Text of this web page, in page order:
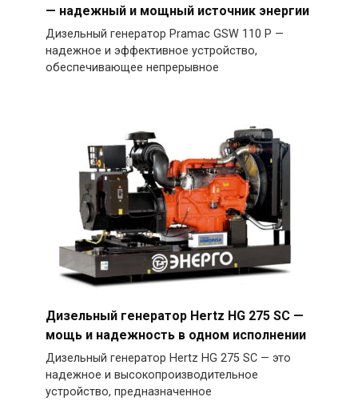
— надежный и мощный источник энергии
Дизельный генератор Pramac GSW 110 P —
надежное и эффективное устройство,
обеспечивающее непрерывное
Дизельный генератор Hertz HG 275 SC —
мощь и надежность в одном исполнении
Дизельный генератор Hertz HG 275 SC — это
надежное и высокопроизводительное
устройство, предназначенное